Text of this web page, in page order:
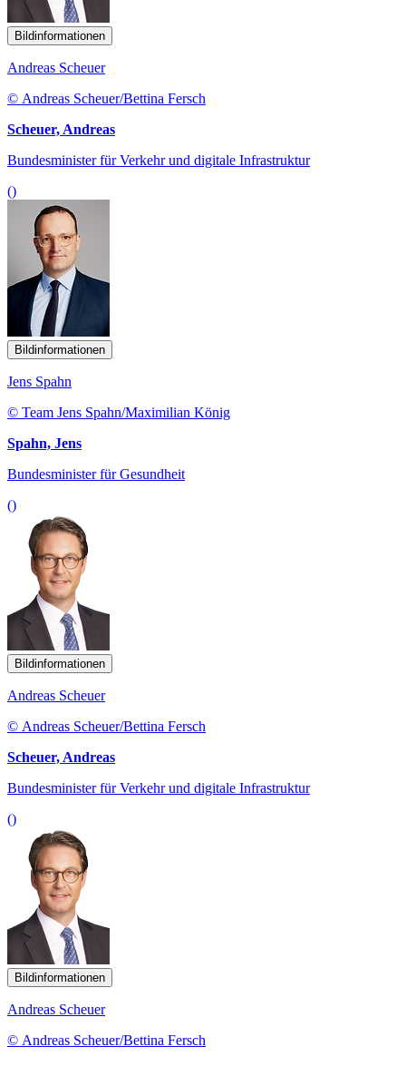
Bildinformationen
Andreas Scheuer
© Andreas Scheuer/Bettina Fersch
Scheuer, Andreas
Bundesminister für Verkehr und digitale Infrastruktur
()
Bildinformationen
Jens Spahn
© Team Jens Spahn/Maximilian König
Spahn, Jens
Bundesminister für Gesundheit
()
Bildinformationen
Andreas Scheuer
© Andreas Scheuer/Bettina Fersch
Scheuer, Andreas
Bundesminister für Verkehr und digitale Infrastruktur
()
Bildinformationen
Andreas Scheuer
© Andreas Scheuer/Bettina Fersch